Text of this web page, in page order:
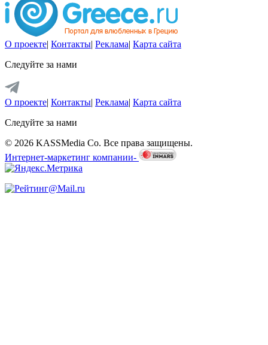
О проекте| Контакты| Реклама| Карта сайта
Следуйте за нами
О проекте| Контакты| Реклама| Карта сайта
Следуйте за нами
© 2026 KASSMedia Co. Все права защищены.
Интернет-маркетинг компании-